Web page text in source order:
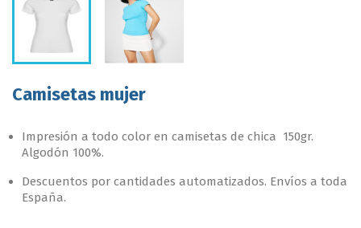
Camisetas mujer
Impresión a todo color en camisetas de chica 150gr.
Algodón 100%.
Descuentos por cantidades automatizados. Envíos a toda
España.